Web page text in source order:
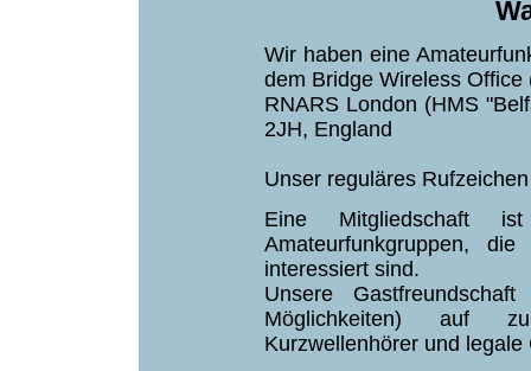
Wir haben eine
dem Bridge Wireless
RNARS London (HMS
2JH, England
Unser reguläres
Eine Mitgliedschaft
Amateurfunkgruppen,
interessiert sind.
Unsere
Möglichkeiten) auf
Kurzwellenhörer und legale